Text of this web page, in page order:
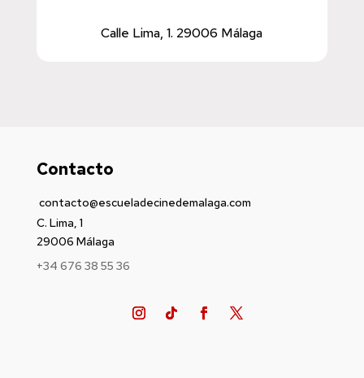
Calle Lima, 1. 29006 Málaga
Contacto
contacto@escueladecinedemalaga.com
C. Lima, 1
29006 Málaga
+34 676 38 55 36